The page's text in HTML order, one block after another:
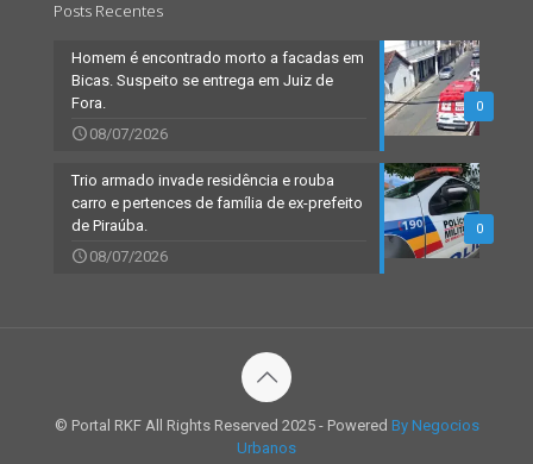
Posts Recentes
0
Homem é encontrado morto a facadas em
Bicas. Suspeito se entrega em Juiz de
Fora.
08/07/2026
0
Trio armado invade residência e rouba
carro e pertences de família de ex-prefeito
de Piraúba.
08/07/2026
© Portal RKF All Rights Reserved 2025 - Powered By Negocios
Urbanos